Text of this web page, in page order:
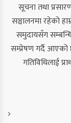
सूचना तथा
सञ्चालनमा रहेको
समुदायसँग
सम्प्रेषण गर्दै आएको
गतिविधिलाई